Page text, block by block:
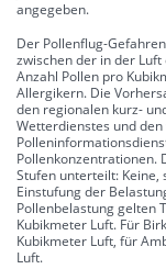
angegeben.
Der Pollenflug-
zwischen der in der
Anzahl Pollen pro
Allergikern. Die
den regionalen kurz-
Wetterdienstes und
Pollenkonzentrationen.
Stufen unterteilt: Keine,
Einstufung der
Pollenbelastung gelten
Kubikmeter Luft. Für
Kubikmeter Luft, für
Luft.